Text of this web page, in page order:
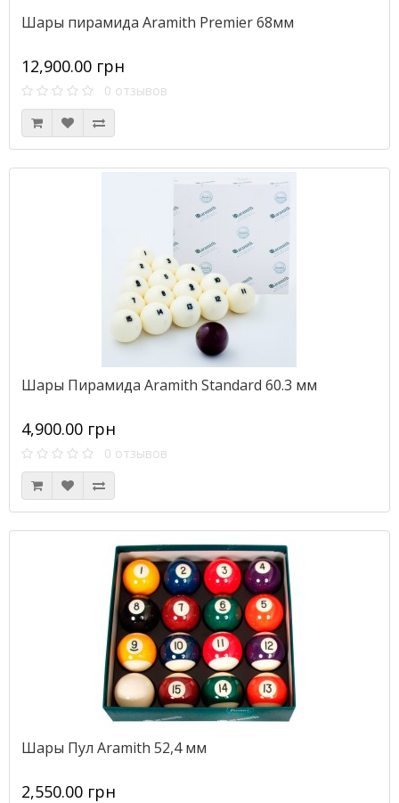
Шары пирамида Aramith Premier 68мм
12,900.00 грн
0 отзывов
Шары Пирамида Aramith Standard 60.3 мм
4,900.00 грн
0 отзывов
Шары Пул Aramith 52,4 мм
2,550.00 грн